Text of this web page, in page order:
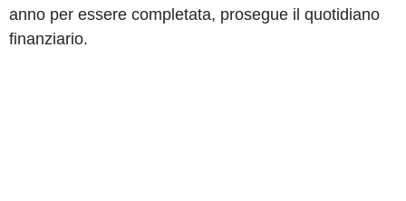
anno per essere completata, prosegue il quotidiano
finanziario.